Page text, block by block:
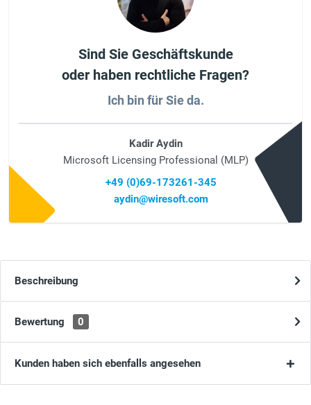
Sind Sie Geschäftskunde
oder haben rechtliche Fragen?
Ich bin für Sie da.
Kadir Aydin
Microsoft Licensing Professional (MLP)
+49 (0)69-173261-345
aydin@wiresoft.com
Beschreibung
Bewertung 0
Kunden haben sich ebenfalls angesehen